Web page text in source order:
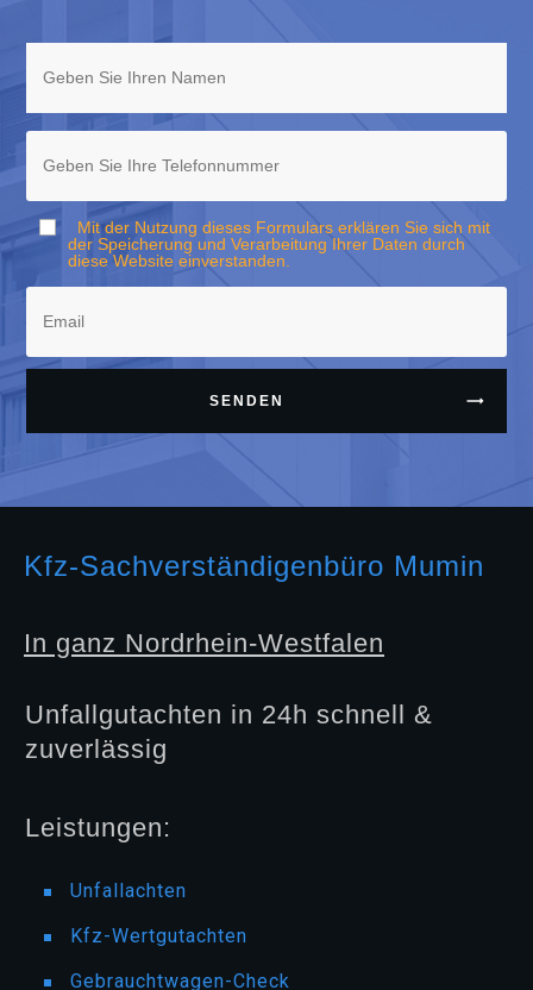
Mit der Nutzung dieses Formulars erklären Sie sich mit
der Speicherung und Verarbeitung Ihrer Daten durch
diese Website einverstanden.
SENDEN
Kfz-Sachverständigenbüro Mumin
In ganz Nordrhein-Westfalen
Unfallgutachten in 24h schnell &
zuverlässig
Leistungen:
Unfallachten
Kfz-Wertgutachten
Gebrauchtwagen-Check